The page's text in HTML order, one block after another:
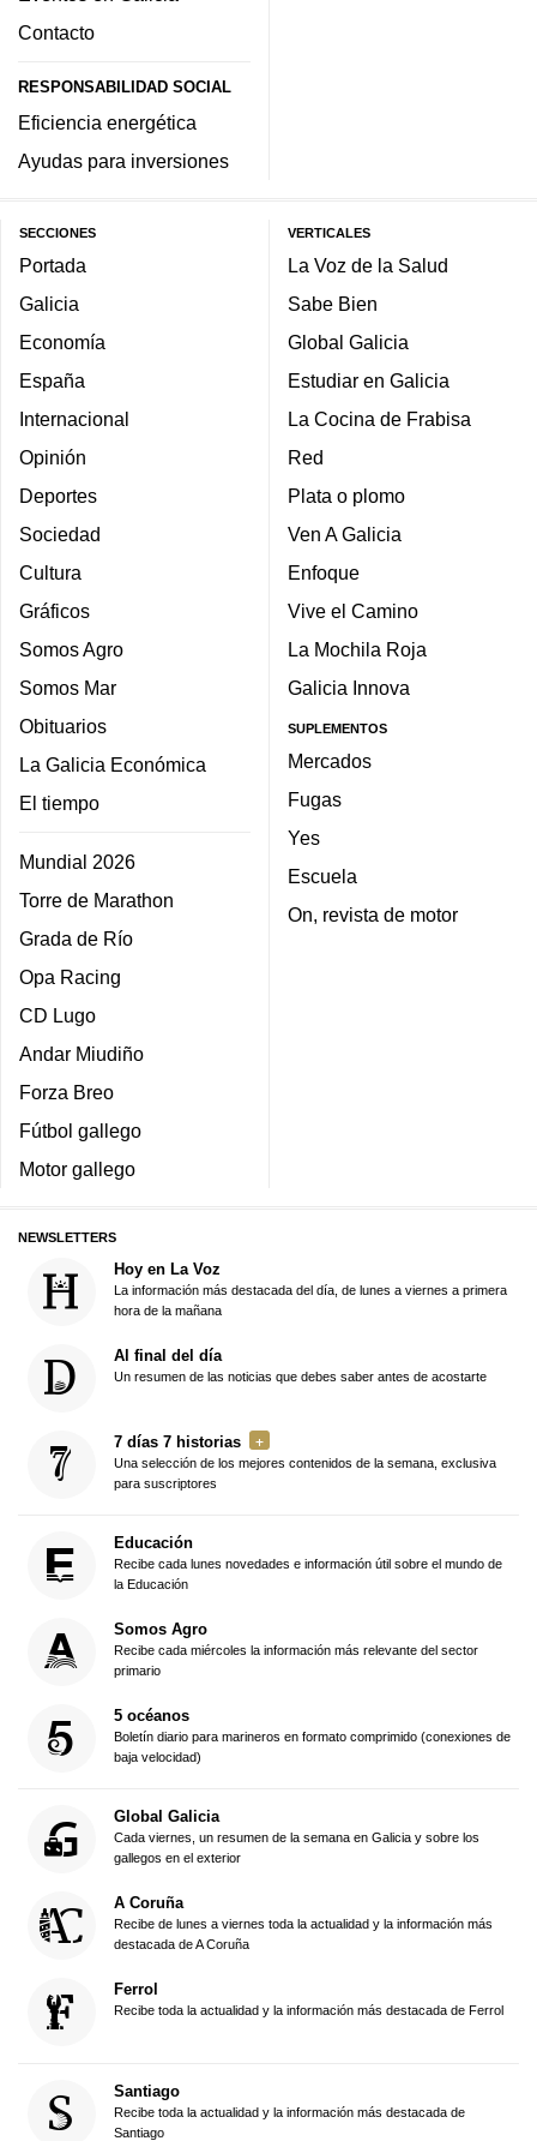
Contacto
RESPONSABILIDAD SOCIAL
Eficiencia energética
Ayudas para inversiones
SECCIONES
Portada
Galicia
Economía
España
Internacional
Opinión
Deportes
Sociedad
Cultura
Gráficos
Somos Agro
Somos Mar
Obituarios
La Galicia Económica
El tiempo
Mundial 2026
Torre de Marathon
Grada de Río
Opa Racing
CD Lugo
Andar Miudiño
Forza Breo
Fútbol gallego
Motor gallego
VERTICALES
La Voz de la Salud
Sabe Bien
Global Galicia
Estudiar en Galicia
La Cocina de Frabisa
Red
Plata o plomo
Ven A Galicia
Enfoque
Vive el Camino
La Mochila Roja
Galicia Innova
SUPLEMENTOS
Mercados
Fugas
Yes
Escuela
On, revista de motor
NEWSLETTERS
Hoy en La Voz
La información más destacada del día, de lunes a viernes a primera
hora de la mañana
Al final del día
Un resumen de las noticias que debes saber antes de acostarte
7 días 7 historias
Una selección de los mejores contenidos de la semana, exclusiva
para suscriptores
Educación
Recibe cada lunes novedades e información útil sobre el mundo de
la Educación
Somos Agro
Recibe cada miércoles la información más relevante del sector
primario
5 océanos
Boletín diario para marineros en formato comprimido (conexiones de
baja velocidad)
Global Galicia
Cada viernes, un resumen de la semana en Galicia y sobre los
gallegos en el exterior
A Coruña
Recibe de lunes a viernes toda la actualidad y la información más
destacada de A Coruña
Ferrol
Recibe toda la actualidad y la información más destacada de Ferrol
Santiago
Recibe toda la actualidad y la información más destacada de
Santiago